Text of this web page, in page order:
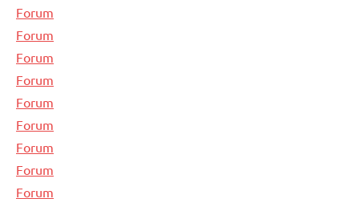
Forum
Forum
Forum
Forum
Forum
Forum
Forum
Forum
Forum